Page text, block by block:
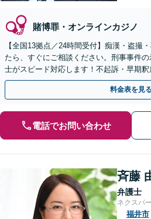
賭博罪・オンラインカジノ
【全国13拠点／24時間受付】痴漢・盗撮
たら、すぐにご相談ください。刑事事件
士がスピード対応します！不起訴・早期
動を行います。
料金表を見る
電話でお問い合わせ
斉藤
弁護士
ネクスパ
福井市